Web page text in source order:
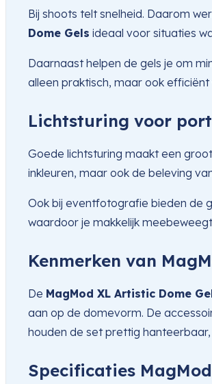
Bij shoots telt snelheid. Daarom
Dome Gels ideaal voor situaties
Daarnaast helpen de gels je om
alleen praktisch, maar ook
Lichtsturing voor
Goede lichtsturing maakt een
inkleuren, maar ook de beleving
Ook bij eventfotografie bieden de
waardoor je makkelijk
Kenmerken van
De MagMod XL Artistic Dome
aan op de domevorm. De
houden de set prettig
Specificaties